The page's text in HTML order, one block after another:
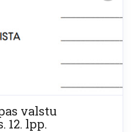
valstu
12. lpp.